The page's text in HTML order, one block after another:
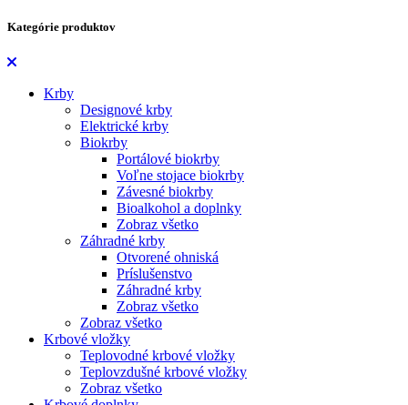
Kategórie produktov
Krby
Designové krby
Elektrické krby
Biokrby
Portálové biokrby
Voľne stojace biokrby
Závesné biokrby
Bioalkohol a doplnky
Zobraz všetko
Záhradné krby
Otvorené ohniská
Príslušenstvo
Záhradné krby
Zobraz všetko
Zobraz všetko
Krbové vložky
Teplovodné krbové vložky
Teplovzdušné krbové vložky
Zobraz všetko